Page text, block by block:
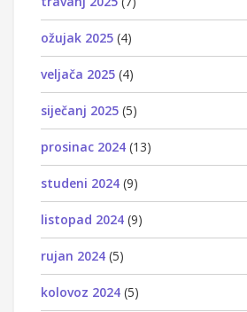
ožujak 2025 (4)
veljača 2025 (4)
siječanj 2025 (5)
prosinac 2024 (13)
studeni 2024 (9)
listopad 2024 (9)
rujan 2024 (5)
kolovoz 2024 (5)